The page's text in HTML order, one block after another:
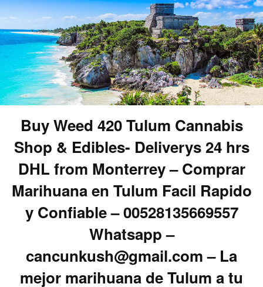
Buy Weed 420 Tulum Cannabis
Shop & Edibles- Deliverys 24 hrs
DHL from Monterrey – Comprar
Marihuana en Tulum Facil Rapido
y Confiable – 00528135669557
Whatsapp –
cancunkush@gmail.com – La
mejor marihuana de Tulum a tu